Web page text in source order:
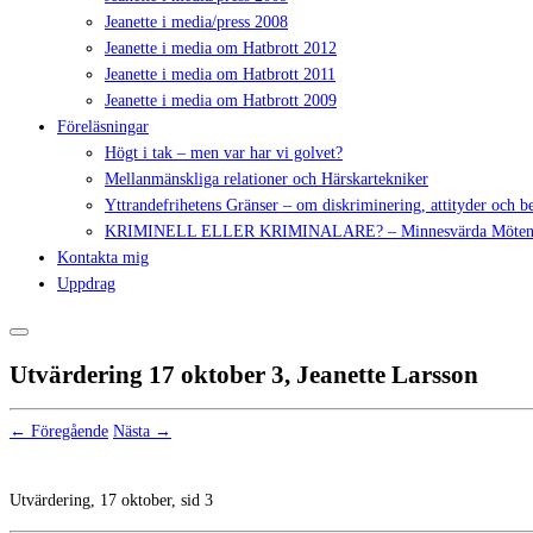
Jeanette i media/press 2008
Jeanette i media om Hatbrott 2012
Jeanette i media om Hatbrott 2011
Jeanette i media om Hatbrott 2009
Föreläsningar
Högt i tak – men var har vi golvet?
Mellanmänskliga relationer och Härskartekniker
Yttrandefrihetens Gränser – om diskriminering, attityder och
KRIMINELL ELLER KRIMINALARE? – Minnesvärda
Kontakta mig
Uppdrag
Utvärdering 17 oktober 3, Jeanette Larsson
← Föregående Nästa →
Utvärdering, 17 oktober, sid 3